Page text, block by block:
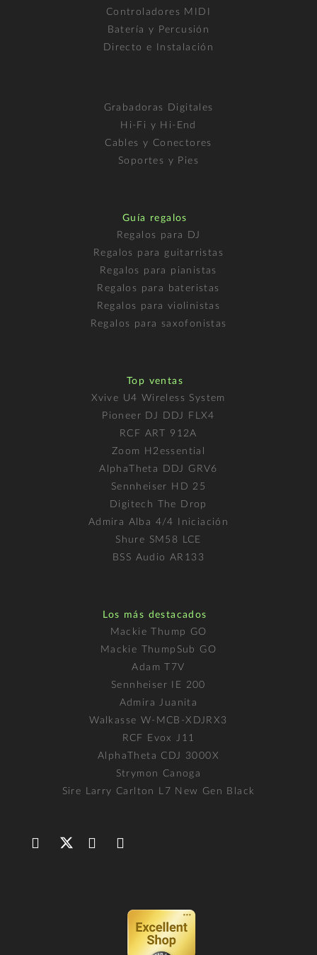
Controladores MIDI
Batería y Percusión
Directo e Instalación
Grabadoras Digitales
Hi-Fi y Hi-End
Cables y Conectores
Soportes y Pies
Guía regalos
Regalos para DJ
Regalos para guitarristas
Regalos para pianistas
Regalos para bateristas
Regalos para violinistas
Regalos para saxofonistas
Top ventas
Xvive U4 Wireless System
Pioneer DJ DDJ FLX4
RCF ART 912A
Zoom H2essential
AlphaTheta DDJ GRV6
Sennheiser HD 25
Digitech The Drop
Admira Alba 4/4 Iniciación
Shure SM58 LCE
BSS Audio AR133
Los más destacados
Mackie Thump GO
Mackie ThumpSub GO
Adam T7V
Sennheiser IE 200
Admira Juanita
Walkasse W-MCB-XDJRX3
RCF Evox J11
AlphaTheta CDJ 3000X
Strymon Canoga
Sire Larry Carlton L7 New Gen Black